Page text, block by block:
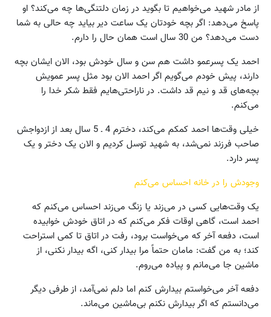
از مادر شهید می‌خواهیم تا بگوید در زمان دلتنگی‌ها چه می‌کند؟ او
پاسخ می‌دهد: اگر بچه خودتان یک ساعت دیر بیاید چه حالی به‌ شما
دست می‌دهد؟ من 30 سال است همان حال را دارم.
احمد یک پسرعمو داشت هم سن و سال خودش بود، الان ایشان بچه
دارند، پیش خودم می‌گویم اگر احمد الان بود مثل پسر عمویش
بچه‌های قد و نیم قد داشت. در ناراحتی‌هایم فقط شکر خدا را
می‌کنم.
خیلی وقت‌ها احمد کمکم می‌کند، دخترم 4 ـ 5 سال بعد از ازدواجش
صاحب فرزند نمی‌شد، به شهید توسل کردیم و الان یک دختر و یک
پسر ‌دارد.
وجودش را در خانه احساس می‌کنم
یک وقت‌هایی کسی در می‌زند یا زنگ می‌زند احساس می‌کنم که
احمد است، گاهی اوقات فکر می‌کنم که در اتاق خودش خوابیده
است، دفعه آخر که می‌خواست برود، رفت در اتاق تا کمی استراحت
کند؛ به من گفت: مامان حتماً مرا بیدار کنی، اگه بیدار نکنی، از
ماشین جا می‌مانم و پیاده می‌روم.
دفعه آخر می‌خواستم بیدارش کنم اما دلم نمی‌آمد، از طرفی دیگر
می‌دانستم که اگر بیدارش نکنم بی‌ماشین می‌ماند.